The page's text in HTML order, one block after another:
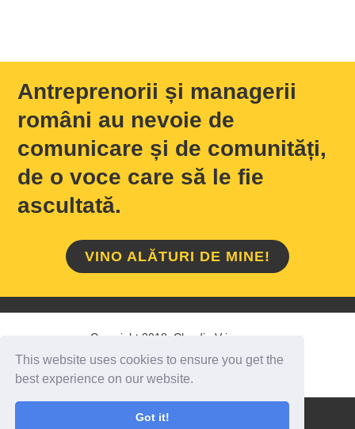
This website uses cookies to ensure you get the
best experience on our website.
Got it!
Antreprenorii și managerii
români au nevoie de
comunicare și de comunități,
de o voce care să le fie
ascultată.
VINO ALĂTURI DE MINE!
Copyright 2018 Claudiu Vrinceanu
HOME / DESPRE MINE / CONTACT